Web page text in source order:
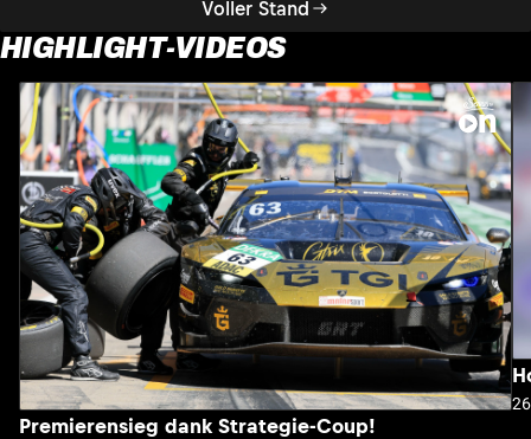
Voller Stand
HIGHLIGHT-VIDEOS
Premierensieg dank Strategie-Coup!